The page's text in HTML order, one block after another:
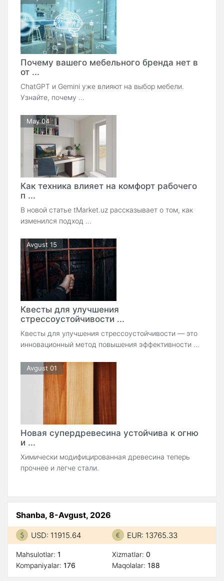
Почему вашего мебельного бренда нет в
от ...
ChatGPT и Gemini уже влияют на выбор мебели.
Узнайте, почему ...
May 04
Как техника влияет на комфорт рабочего
п ...
В новой статье tMarket.uz рассказывает о том, как
изменился подход ...
Avgust 15
Квесты для улучшения
стрессоустойчивости ...
Квесты для улучшения стрессоустойчивости — это
инновационный метод повышения эффективности ...
Avgust 01
Новая супердревесина устойчива к огню
и ...
Химически модифицированная древесина теперь
прочнее и легче стали.
Shanba, 8-Avgust, 2026
USD: 11915.64 EUR: 13765.33
Mahsulotlar: 1
Kompaniyalar: 176
Xizmatlar: 0
Maqolalar: 188